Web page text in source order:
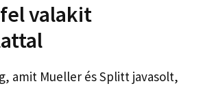
valakit
amit Mueller és Splitt javasolt,